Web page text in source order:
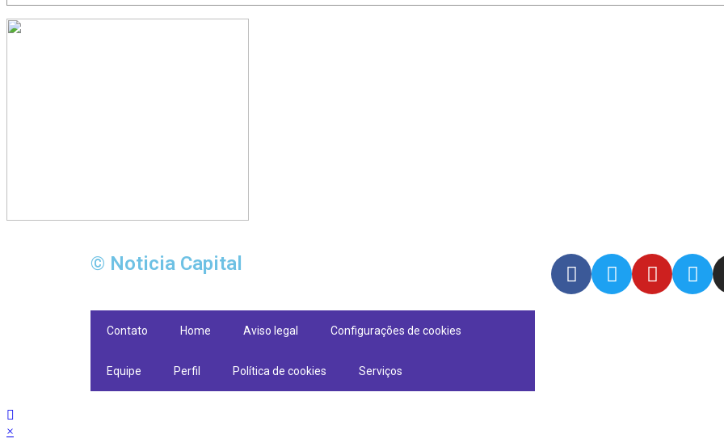
© Noticia Capital
Contato Home Aviso legal Configurações de cookies
Equipe Perfil Política de cookies Serviços
×